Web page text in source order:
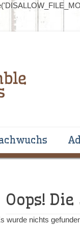
Oops!
wurde nichts